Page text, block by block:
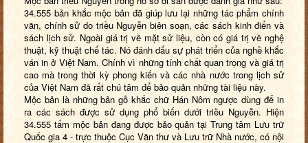
34.555 bản khắc mộc bản đã giúp lưu lại những tác phẩm chính
văn, chính sử do triều Nguyễn biên soạn, các sách kinh điển và
sách lịch sử. Ngoài giá trị về mặt sử liệu, còn có giá trị về nghệ
thuật, kỹ thuật chế tác. Nó đánh dấu sự phát triển của nghề khắc
ván in ở Việt Nam. Chính vì những tính chất quan trọng và giá trị
cao mà trong thời kỳ phong kiến và các nhà nước trong lịch sử
của Việt Nam đã rất chú tâm để bảo quản những tài liệu này.
Mộc bản là những bản gỗ khắc chữ Hán Nôm ngược dùng để in
ra các sách được sử dụng phổ biến dưới triều Nguyễn. Hiện
34.555 tấm mộc bản đang được bảo quản tại Trung tâm Lưu trữ
Quốc gia 4 - trực thuộc Cục Văn thư và Lưu trữ Nhà nước, có nội